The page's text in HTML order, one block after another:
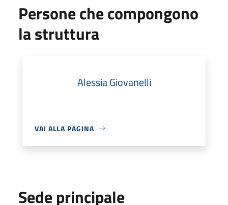
Persone che compongono
la struttura
Alessia Giovanelli
VAI ALLA PAGINA
Sede principale